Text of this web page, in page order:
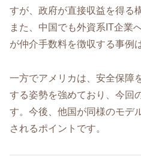
すが、政府が直接収益を得る
また、中国でも外資系IT企業
が仲介手数料を徴収する事例
一方でアメリカは、安全保障
する姿勢を強めており、今回
す。今後、他国が同様のモデ
されるポイントです。